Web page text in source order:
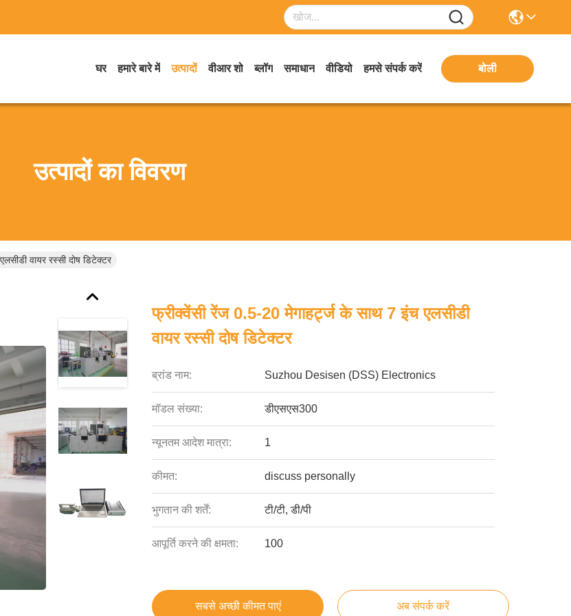
घर हमारे बारे में उत्पादों वीआर शो ब्लॉग समाधान वीडियो हमसे संपर्क करें बोली
उत्पादों का विवरण
वायर रस्सी दोष डिटेक्टर
फ्रीक्वेंसी रेंज 0.5-20 मेगाहर्ट्ज के साथ 7 इंच एलसीडी
वायर रस्सी दोष डिटेक्टर
ब्रांड नाम: Suzhou Desisen (DSS) Electronics
मॉडल संख्या: डीएसएस300
न्यूनतम आदेश मात्रा: 1
कीमत: discuss personally
भुगतान की शर्तें: टी/टी, डी/पी
आपूर्ति करने की क्षमता: 100
सबसे अच्छी कीमत पाएं अब संपर्क करें